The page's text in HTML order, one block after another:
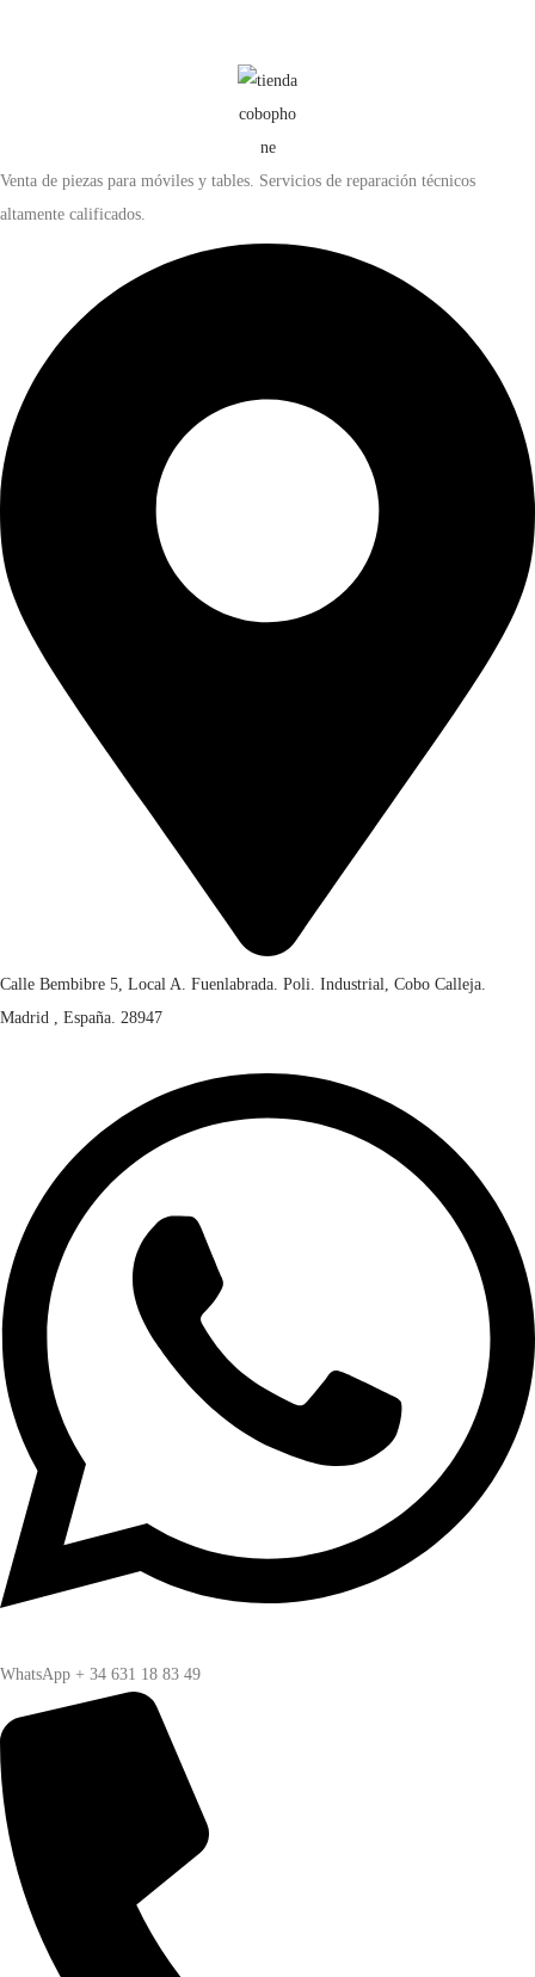
Venta de piezas para móviles y tables. Servicios de reparación técnicos
altamente calificados.
Calle Bembibre 5, Local A. Fuenlabrada. Poli. Industrial, Cobo Calleja.
Madrid , España. 28947
WhatsApp + 34 631 18 83 49